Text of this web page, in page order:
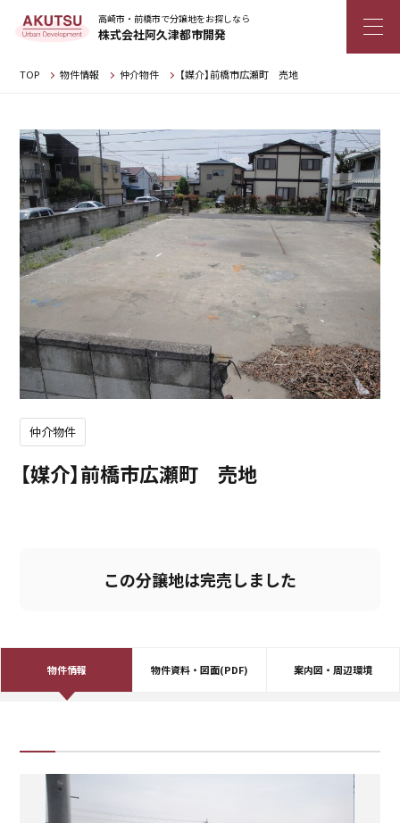
高崎市・前橋市で分譲地をお探しなら
株式会社阿久津都市開発
TOP 物件情報 仲介物件 【媒介】前橋市広瀬町 売地
仲介物件
【媒介】前橋市広瀬町 売地
この分譲地は完売しました
物件情報 物件資料・図面(PDF) 案内図・周辺環境